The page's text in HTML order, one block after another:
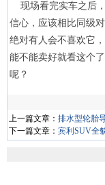
现场看完实车之后
信心，应该相比同级
绝对有人会不喜欢它
能不能卖好就看这个
呢？
上一篇文章： 排水型轮胎
下一篇文章： 宾利SUV全